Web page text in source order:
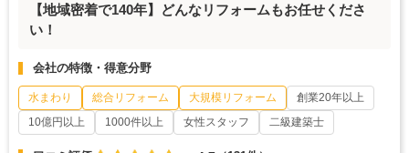
【地域密着で140年】どんなリフォームもお任せくださ
い！
会社の特徴・得意分野
水まわり 総合リフォーム 大規模リフォーム
創業20年以上
10億円以上
1000件以上 女性スタッフ 二級建築士